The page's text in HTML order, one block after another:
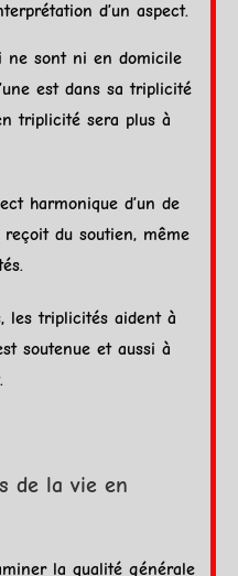
d’un aspect.
ne sont ni en domicile
est dans sa triplicité
triplicité sera plus à
harmonique d’un de
du soutien, même
les triplicités aident à
soutenue et aussi à
de la vie en
la qualité générale